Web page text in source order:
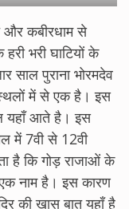
और कबीरधाम से
भरी घाटियों के
साल पुराना भोरमदेव
स्थलों में से एक है। इस
यहाँ आते है। इस
में 7वी से 12वी
है कि गोड़ राजाओं के
नाम है। इस कारण
की खास बात यहाँ है